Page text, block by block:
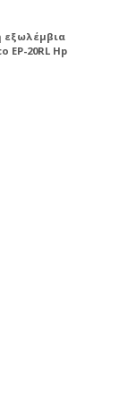
εξωλέμβια
EP-20RL Hp